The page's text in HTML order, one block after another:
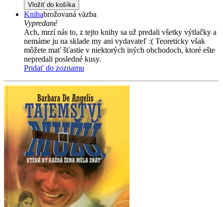
Vložiť do košíka
Knihabrožovaná väzba
Vypredané
Ach, mrzí nás to, z tejto knihy sa už predali všetky výtlačky a
nemáme ju na sklade my ani vydavateľ :( Teoreticky však
môžete mať šťastie v niektorých iných obchodoch, ktoré ešte
nepredali posledné kusy.
Pridať do zoznamu